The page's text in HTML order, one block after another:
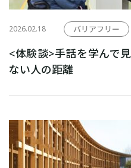
2026.02.18 バリアフリー
<体験談>手話を学んで
ない人の距離